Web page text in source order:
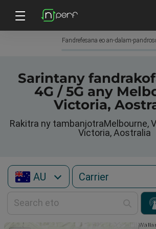
Fandrefesana eo an-dalam-
Sarintany
4G / 5G any
Victoria,
Rakitra ny tambanjotraMelbourne,
Victoria, Aostralia
AU